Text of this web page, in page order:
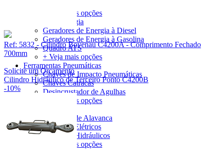
+ Veja mais opções
Gerador de Energia
Geradores de Energia à Diesel
Geradores de Energia à Gasolina
Quadro ATS
+ Veja mais opções
Ferramentas Pneumáticas
Chaves de Impacto Pneumáticas
Chaves Catracas
Desincrustador de Agulhas
+ Veja mais opções
Guinchos de Alavanca
Guinchos Elétricos
Guinchos Hidráulicos
+ Veja mais opções
Ref: 5832 - Cilindro Bovenau C4200A - Comprimento Fechado
700mm
Solicite um Orçamento
Cilindro Hidráulico de Terceiro Ponto C4200B
-10%